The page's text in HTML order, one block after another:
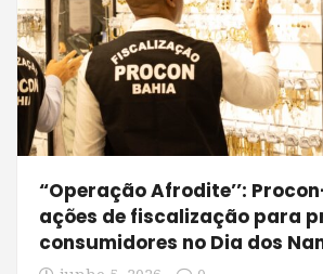
“Operação Afrodite’’:
ações de fiscalização para
consumidores no Dia dos